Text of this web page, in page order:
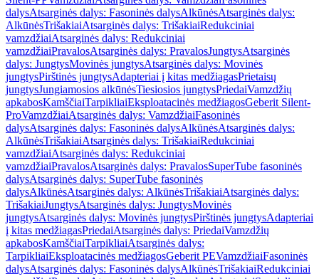
dalysAtsarginės dalys: Fasoninės dalysAlkūnėsAtsarginės dalys:
AlkūnėsTrišakiaiAtsarginės dalys: TrišakiaiRedukciniai
vamzdžiaiAtsarginės dalys: Redukciniai
vamzdžiaiPravalosAtsarginės dalys: PravalosJungtysAtsarginės
dalys: JungtysMovinės jungtysAtsarginės dalys: Movinės
jungtysPirštinės jungtysAdapteriai į kitas medžiagasPrietaisų
jungtysJungiamosios alkūnėsTiesiosios jungtysPriedaiVamzdžių
apkabosKamščiaiTarpikliaiEksploatacinės medžiagosGeberit Silent-
ProVamzdžiaiAtsarginės dalys: VamzdžiaiFasoninės
dalysAtsarginės dalys: Fasoninės dalysAlkūnėsAtsarginės dalys:
AlkūnėsTrišakiaiAtsarginės dalys: TrišakiaiRedukciniai
vamzdžiaiAtsarginės dalys: Redukciniai
vamzdžiaiPravalosAtsarginės dalys: PravalosSuperTube fasoninės
dalysAtsarginės dalys: SuperTube fasoninės
dalysAlkūnėsAtsarginės dalys: AlkūnėsTrišakiaiAtsarginės dalys:
TrišakiaiJungtysAtsarginės dalys: JungtysMovinės
jungtysAtsarginės dalys: Movinės jungtysPirštinės jungtysAdapteriai
į kitas medžiagasPriedaiAtsarginės dalys: PriedaiVamzdžių
apkabosKamščiaiTarpikliaiAtsarginės dalys:
TarpikliaiEksploatacinės medžiagosGeberit PEVamzdžiaiFasoninės
dalysAtsarginės dalys: Fasoninės dalysAlkūnėsTrišakiaiRedukciniai